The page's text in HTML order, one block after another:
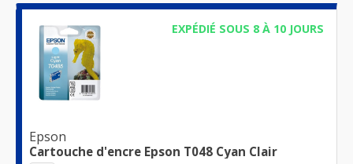
EXPÉDIÉ SOUS 8 À 10 JOURS
Epson
Cartouche d'encre Epson T048 Cyan Clair